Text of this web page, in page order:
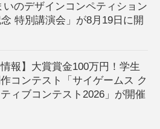
いのデザインコンペティション
特別講演会」が8月19日に開
情報】大賞賞金100万円！学生
コンテスト「サイゲームス ク
ィブコンテスト2026」が開催